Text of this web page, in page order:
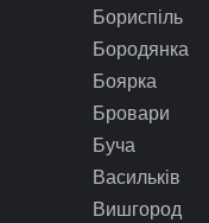
Бориспіль
Бородянка
Боярка
Бровари
Буча
Васильків
Вишгород